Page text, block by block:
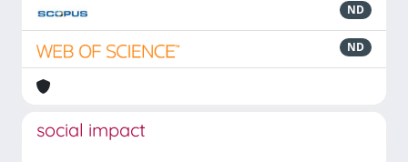
ND
ND
social impact